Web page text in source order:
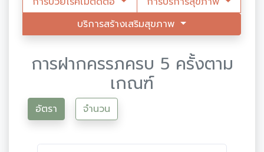
บริการสร้างเสริมสุขภาพ
การฝากครรภครบ 5 ครั้งตาม
เกณฑ์
อัตรา จำนวน